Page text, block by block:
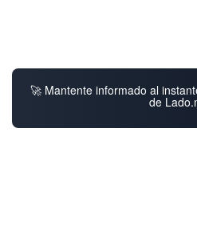
🚀 Mantente informado al
de